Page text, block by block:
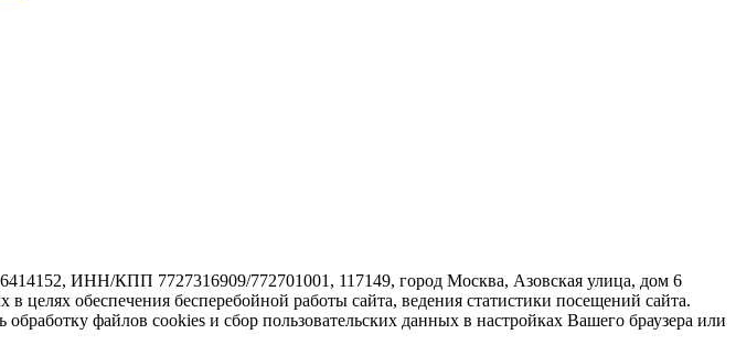
ИНН/КПП 7727316909/772701001, 117149, город Москва, Азовская улица, дом 6
целях обеспечения бесперебойной работы сайта, ведения статистики посещений сайта.
файлов cookies и сбор пользовательских данных в настройках Вашего браузера или